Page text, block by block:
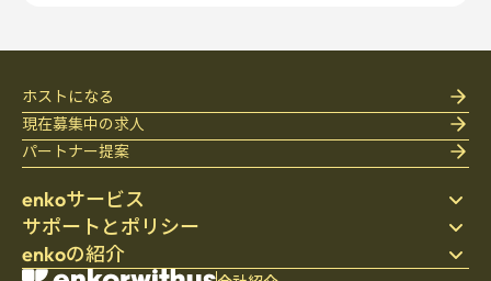
enkoサービス
ステイ先を探す
寝具
サポートとポリシー
個人情報保護方針
enkoの紹介
ホストになる
現在募集中の求人
パートナー提案